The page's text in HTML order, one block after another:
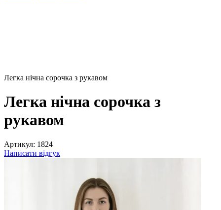
Легка нічна сорочка з рукавом
Легка нічна сорочка з
рукавом
Артикул: 1824
Написати відгук